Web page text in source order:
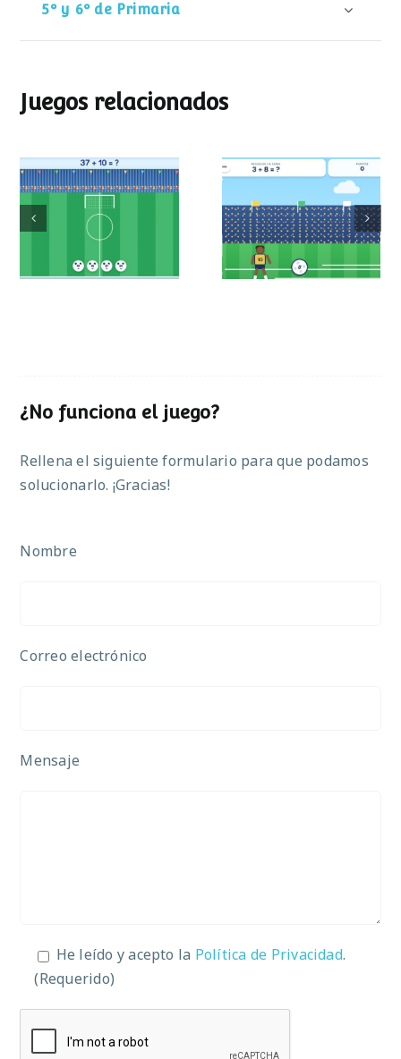
5º y 6º de Primaria
Juegos relacionados
Mundial de
operaciones
Partido de sumas
¿No funciona el juego?
Rellena el siguiente formulario para que podamos
solucionarlo. ¡Gracias!
Nombre
Correo electrónico
Mensaje
He leído y acepto la Política de Privacidad.
(Requerido)